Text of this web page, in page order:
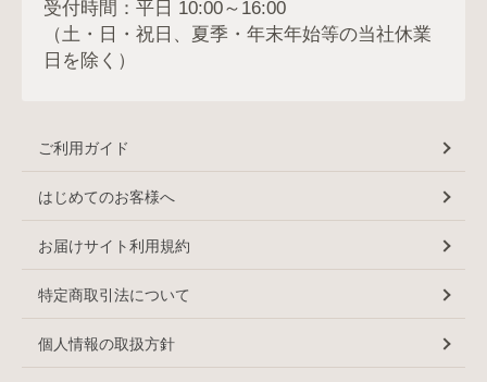
受付時間：平日 10:00～16:00
（土・日・祝日、夏季・年末年始等の当社休業
日を除く）
ご利用ガイド
はじめてのお客様へ
お届けサイト利用規約
特定商取引法について
個人情報の取扱方針